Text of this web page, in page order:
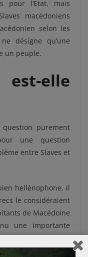
pour l’Etat, mais
macédoniens
selon les
désigne qu’une
un peuple.
est-elle
purement
une question
entre Slaves et
hellénophone, il
le considéraient
de Macédoine
une importante
byzantine, reste
car c’est la ville